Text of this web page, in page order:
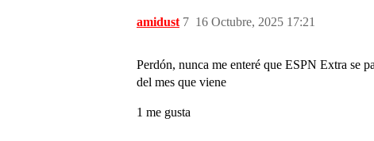
amidust 16 Octubre, 2025 17:21
7
Perdón, nunca me enteré que ESPN Extra se
del mes que viene
1 me gusta